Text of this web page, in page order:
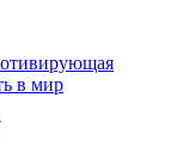
в мир